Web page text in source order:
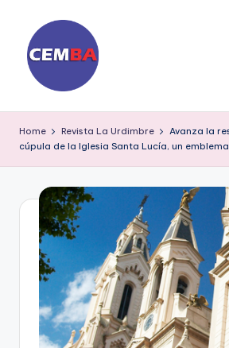
content
ia
ri
C
E
M
B
A
Home Revista La Urdimbre
Avanza la
cúpula de la Iglesia Santa Lucía, un